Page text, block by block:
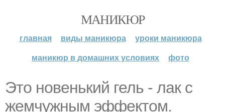
МАНИКЮР
главная виды маникюра
уроки маникюра
маникюр в домашних условиях
фото
Это новенький гель - лак с
жемчужным эффектом.